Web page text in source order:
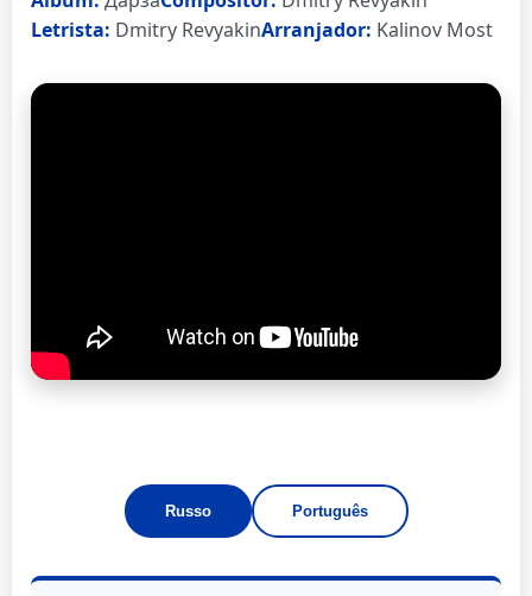
Letrista: Dmitry RevyakinArranjador: Kalinov Most
Russo Português